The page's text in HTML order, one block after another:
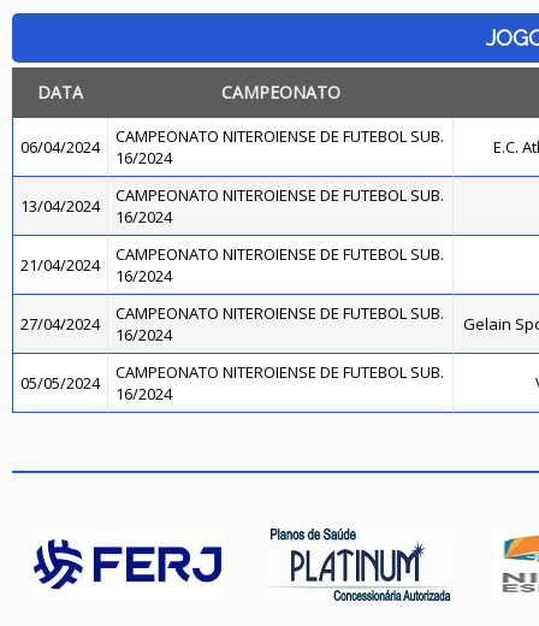
DATA CAMPEONATO
06/04/2024
CAMPEONATO NITEROIENSE DE FUTEBOL SUB.
16/2024
E.C.
13/04/2024
CAMPEONATO NITEROIENSE DE FUTEBOL SUB.
16/2024
21/04/2024
CAMPEONATO NITEROIENSE DE FUTEBOL SUB.
16/2024
27/04/2024
CAMPEONATO NITEROIENSE DE FUTEBOL SUB.
16/2024
Gelain
05/05/2024
CAMPEONATO NITEROIENSE DE FUTEBOL SUB.
16/2024